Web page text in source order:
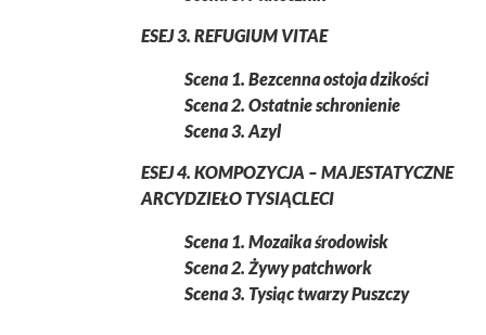
ESEJ 3. REFUGIUM VITAE
Scena 1. Bezcenna ostoja dzikości
Scena 2. Ostatnie schronienie
Scena 3. Azyl
ESEJ 4. KOMPOZYCJA – MAJESTATYCZNE
ARCYDZIEŁO TYSIĄCLECI
Scena 1. Mozaika środowisk
Scena 2. Żywy patchwork
Scena 3. Tysiąc twarzy Puszczy